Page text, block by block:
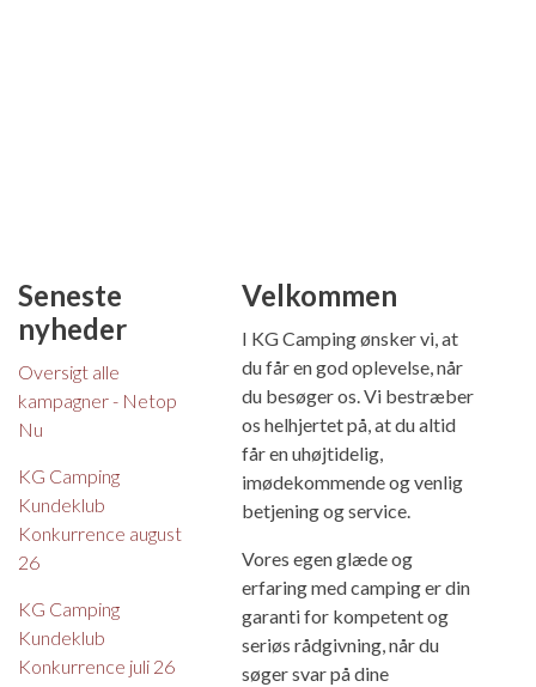
Seneste
nyheder
Oversigt alle
kampagner - Netop
Nu
KG Camping
Kundeklub
Konkurrence august
26
KG Camping
Kundeklub
Konkurrence juli 26
Velkommen
I KG Camping ønsker vi, at
du får en god oplevelse, når
du besøger os. Vi bestræber
os helhjertet på, at du altid
får en uhøjtidelig,
imødekommende og venlig
betjening og service.
Vores egen glæde og
erfaring med camping er din
garanti for kompetent og
seriøs rådgivning, når du
søger svar på dine